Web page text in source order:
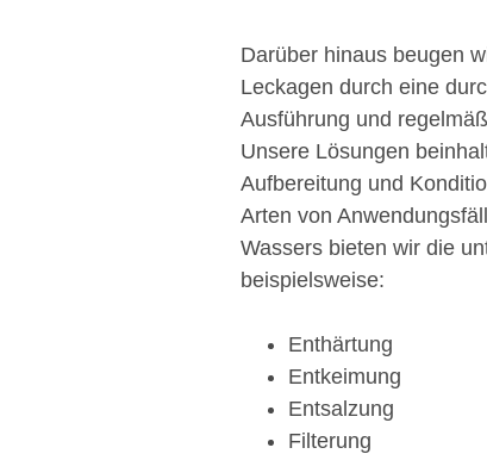
Darüber hinaus beugen
Leckagen durch eine
Ausführung und
Unsere Lösungen
Aufbereitung und
Arten von
Wassers bieten wir die
beispielsweise:
Enthärtung
Entkeimung
Entsalzung
Filterung